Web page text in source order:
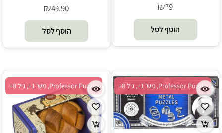
₪79
הוסף לסל
₪49.90
הוסף לסל
Professor Puzzle, מש' 1+, גיל 8+ Professor Puzzle, מש' 1+, גיל 8+